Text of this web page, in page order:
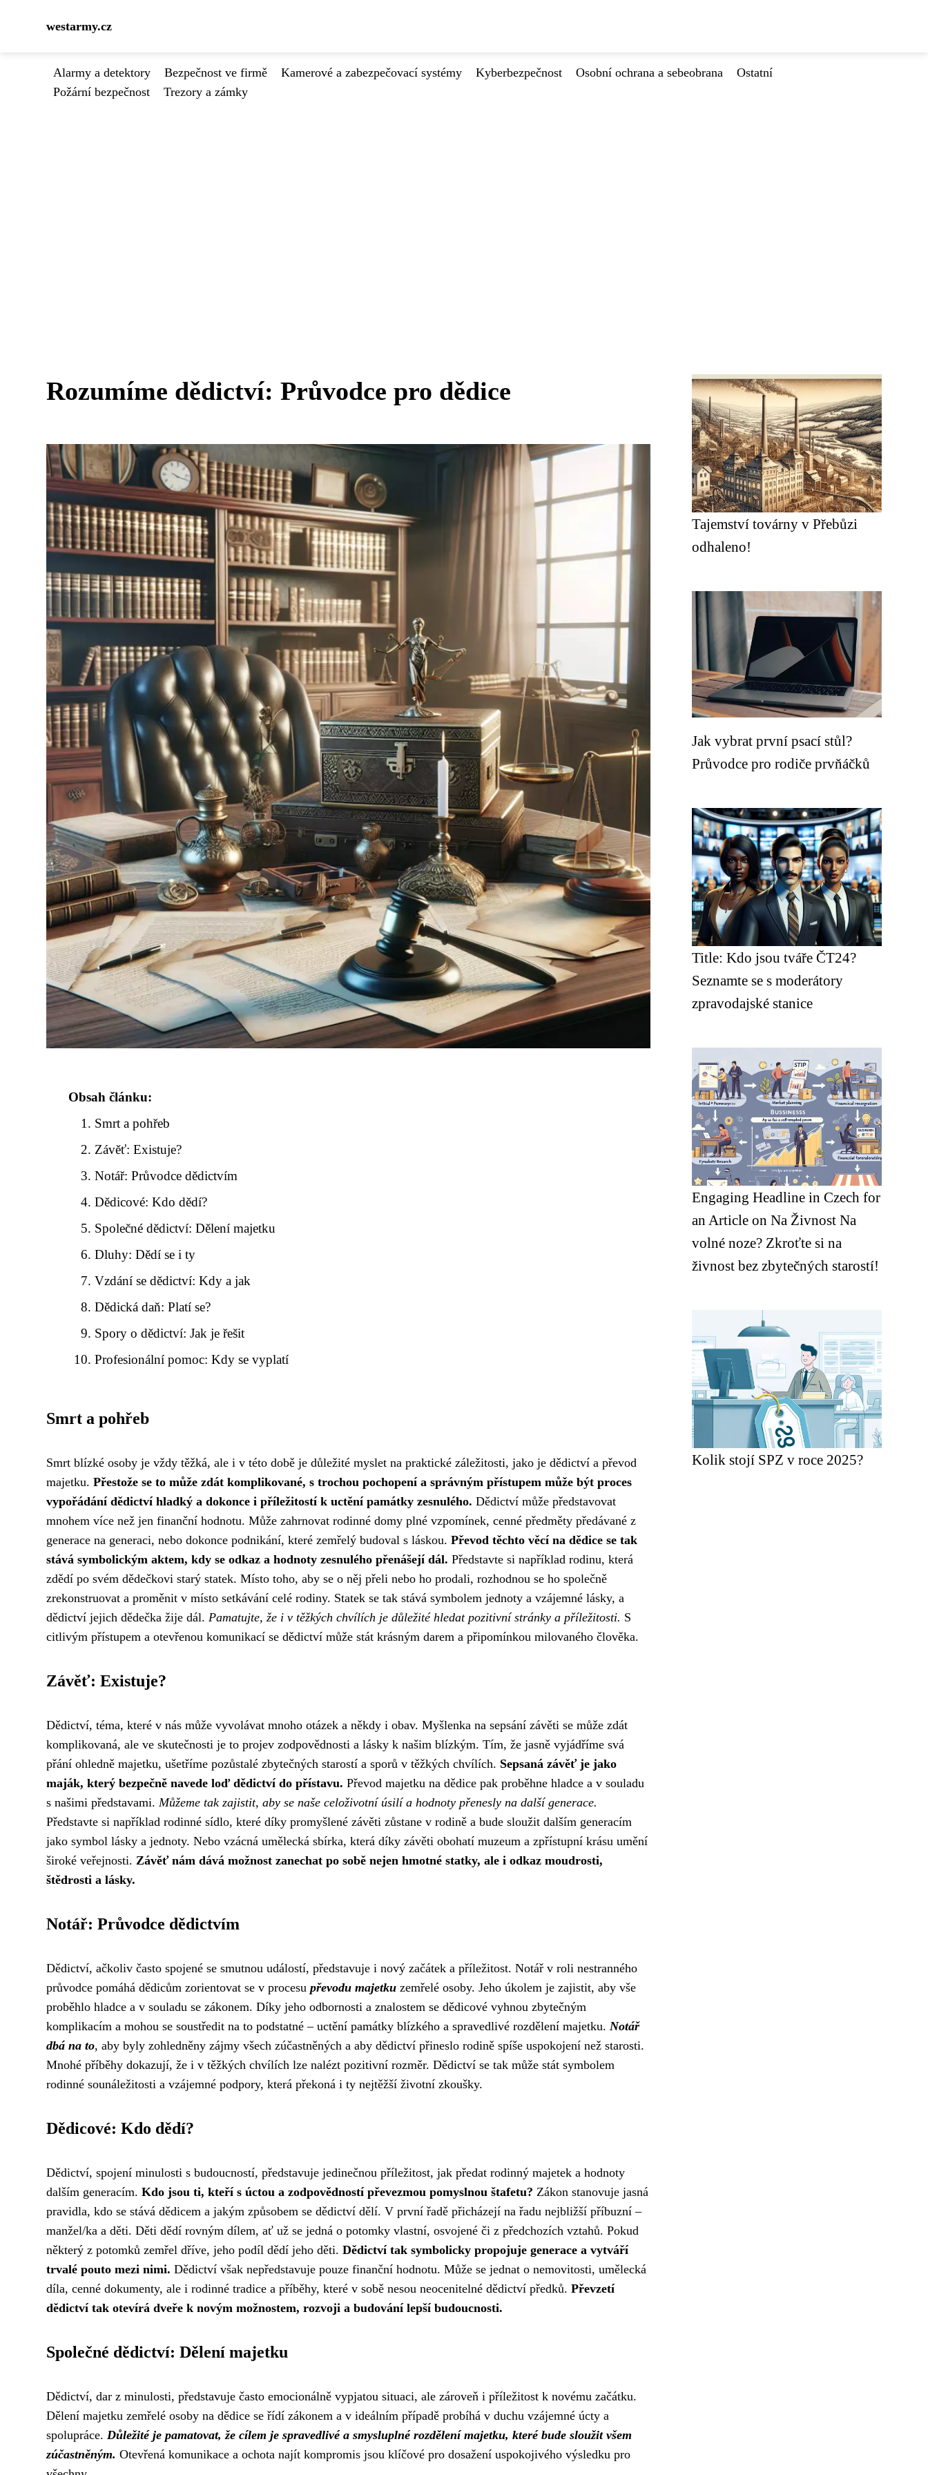
westarmy.cz
Alarmy a detektory Bezpečnost ve firmě Kamerové a zabezpečovací systémy Kyberbezpečnost Osobní ochrana a sebeobrana
Ostatní
Požární bezpečnost
Trezory a zámky
Rozumíme dědictví: Průvodce pro dědice
Obsah článku:
Smrt a pohřeb
Závěť: Existuje?
Notář: Průvodce dědictvím
Dědicové: Kdo dědí?
Společné dědictví: Dělení majetku
Dluhy: Dědí se i ty
Vzdání se dědictví: Kdy a jak
Dědická daň: Platí se?
Spory o dědictví: Jak je řešit
Profesionální pomoc: Kdy se vyplatí
Smrt a pohřeb
Smrt blízké osoby je vždy těžká, ale i v této době je důležité myslet na praktické záležitosti, jako je dědictví a převod
majetku. Přestože se to může zdát komplikované, s trochou pochopení a správným přístupem může být proces
vypořádání dědictví hladký a dokonce i příležitostí k uctění památky zesnulého. Dědictví může představovat
mnohem více než jen finanční hodnotu. Může zahrnovat rodinné domy plné vzpomínek, cenné předměty předávané z
generace na generaci, nebo dokonce podnikání, které zemřelý budoval s láskou. Převod těchto věcí na dědice se tak
stává symbolickým aktem, kdy se odkaz a hodnoty zesnulého přenášejí dál. Představte si například rodinu, která
zdědí po svém dědečkovi starý statek. Místo toho, aby se o něj přeli nebo ho prodali, rozhodnou se ho společně
zrekonstruovat a proměnit v místo setkávání celé rodiny. Statek se tak stává symbolem jednoty a vzájemné lásky, a
dědictví jejich dědečka žije dál. Pamatujte, že i v těžkých chvílích je důležité hledat pozitivní stránky a příležitosti. S
citlivým přístupem a otevřenou komunikací se dědictví může stát krásným darem a připomínkou milovaného člověka.
Závěť: Existuje?
Dědictví, téma, které v nás může vyvolávat mnoho otázek a někdy i obav. Myšlenka na sepsání závěti se může zdát
komplikovaná, ale ve skutečnosti je to projev zodpovědnosti a lásky k našim blízkým. Tím, že jasně vyjádříme svá
přání ohledně majetku, ušetříme pozůstalé zbytečných starostí a sporů v těžkých chvílích. Sepsaná závěť je jako
maják, který bezpečně navede loď dědictví do přístavu. Převod majetku na dědice pak proběhne hladce a v souladu
s našimi představami. Můžeme tak zajistit, aby se naše celoživotní úsilí a hodnoty přenesly na další generace.
Představte si například rodinné sídlo, které díky promyšlené závěti zůstane v rodině a bude sloužit dalším generacím
jako symbol lásky a jednoty. Nebo vzácná umělecká sbírka, která díky závěti obohatí muzeum a zpřístupní krásu umění
široké veřejnosti. Závěť nám dává možnost zanechat po sobě nejen hmotné statky, ale i odkaz moudrosti,
štědrosti a lásky.
Notář: Průvodce dědictvím
Dědictví, ačkoliv často spojené se smutnou událostí, představuje i nový začátek a příležitost. Notář v roli nestranného
průvodce pomáhá dědicům zorientovat se v procesu převodu majetku zemřelé osoby. Jeho úkolem je zajistit, aby vše
proběhlo hladce a v souladu se zákonem. Díky jeho odbornosti a znalostem se dědicové vyhnou zbytečným
komplikacím a mohou se soustředit na to podstatné – uctění památky blízkého a spravedlivé rozdělení majetku. Notář
dbá na to, aby byly zohledněny zájmy všech zúčastněných a aby dědictví přineslo rodině spíše uspokojení než starosti.
Mnohé příběhy dokazují, že i v těžkých chvílích lze nalézt pozitivní rozměr. Dědictví se tak může stát symbolem
rodinné sounáležitosti a vzájemné podpory, která překoná i ty nejtěžší životní zkoušky.
Dědicové: Kdo dědí?
Dědictví, spojení minulosti s budoucností, představuje jedinečnou příležitost, jak předat rodinný majetek a hodnoty
dalším generacím. Kdo jsou ti, kteří s úctou a zodpovědností převezmou pomyslnou štafetu? Zákon stanovuje jasná
pravidla, kdo se stává dědicem a jakým způsobem se dědictví dělí. V první řadě přicházejí na řadu nejbližší příbuzní –
manžel/ka a děti. Děti dědí rovným dílem, ať už se jedná o potomky vlastní, osvojené či z předchozích vztahů. Pokud
některý z potomků zemřel dříve, jeho podíl dědí jeho děti. Dědictví tak symbolicky propojuje generace a vytváří
trvalé pouto mezi nimi. Dědictví však nepředstavuje pouze finanční hodnotu. Může se jednat o nemovitosti, umělecká
díla, cenné dokumenty, ale i rodinné tradice a příběhy, které v sobě nesou neocenitelné dědictví předků. Převzetí
dědictví tak otevírá dveře k novým možnostem, rozvoji a budování lepší budoucnosti.
Společné dědictví: Dělení majetku
Dědictví, dar z minulosti, představuje často emocionálně vypjatou situaci, ale zároveň i příležitost k novému začátku.
Dělení majetku zemřelé osoby na dědice se řídí zákonem a v ideálním případě probíhá v duchu vzájemné úcty a
spolupráce. Důležité je pamatovat, že cílem je spravedlivé a smysluplné rozdělení majetku, které bude sloužit všem
zúčastněným. Otevřená komunikace a ochota najít kompromis jsou klíčové pro dosažení uspokojivého výsledku pro
Tajemství továrny v Přebůzi
odhaleno!
Jak vybrat první psací stůl?
Průvodce pro rodiče prvňáčků
Title: Kdo jsou tváře ČT24?
Seznamte se s moderátory
zpravodajské stanice
Engaging Headline in Czech for
an Article on Na Živnost Na
volné noze? Zkroťte si na
živnost bez zbytečných starostí!
Kolik stojí SPZ v roce 2025?